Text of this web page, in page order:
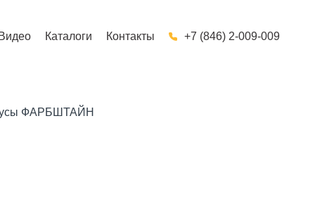
Каталоги Контакты +7 (846) 2-009-009